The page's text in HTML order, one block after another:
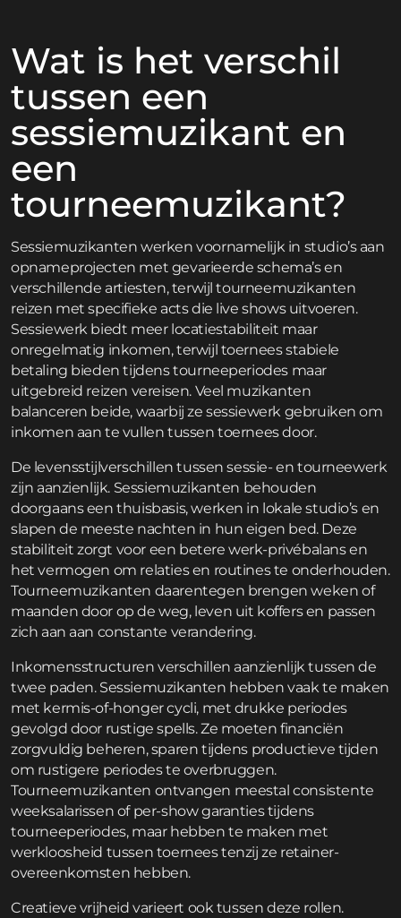
Wat is het verschil
tussen een
sessiemuzikant en
een
tourneemuzikant?
Sessiemuzikanten werken voornamelijk in studio’s aan
opnameprojecten met gevarieerde schema’s en
verschillende artiesten, terwijl tourneemuzikanten
reizen met specifieke acts die live shows uitvoeren.
Sessiewerk biedt meer locatiestabiliteit maar
onregelmatig inkomen, terwijl toernees stabiele
betaling bieden tijdens tourneeperiodes maar
uitgebreid reizen vereisen. Veel muzikanten
balanceren beide, waarbij ze sessiewerk gebruiken om
inkomen aan te vullen tussen toernees door.
De levensstijlverschillen tussen sessie- en tourneewerk
zijn aanzienlijk. Sessiemuzikanten behouden
doorgaans een thuisbasis, werken in lokale studio’s en
slapen de meeste nachten in hun eigen bed. Deze
stabiliteit zorgt voor een betere werk-privébalans en
het vermogen om relaties en routines te onderhouden.
Tourneemuzikanten daarentegen brengen weken of
maanden door op de weg, leven uit koffers en passen
zich aan aan constante verandering.
Inkomensstructuren verschillen aanzienlijk tussen de
twee paden. Sessiemuzikanten hebben vaak te maken
met kermis-of-honger cycli, met drukke periodes
gevolgd door rustige spells. Ze moeten financiën
zorgvuldig beheren, sparen tijdens productieve tijden
om rustigere periodes te overbruggen.
Tourneemuzikanten ontvangen meestal consistente
weeksalarissen of per-show garanties tijdens
tourneeperiodes, maar hebben te maken met
werkloosheid tussen toernees tenzij ze retainer-
overeenkomsten hebben.
Creatieve vrijheid varieert ook tussen deze rollen.